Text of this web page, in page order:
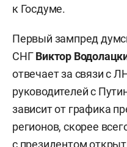
к Госдуме.
Первый зампред
СНГВиктор
отвечает за связи с
руководителей с
зависит от графика
регионов, скорее
с президентом